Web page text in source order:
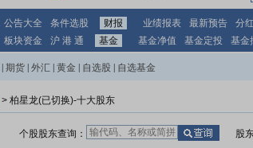
公告大全 条件选股 财报 业绩报表 最新预告 分
板块资金 沪 港 通 基金 基金净值 基金定投 基金
期货 外汇 黄金 自选股 自选基金
> 柏星龙(已切换)-十大股东
股
个股股东查询：